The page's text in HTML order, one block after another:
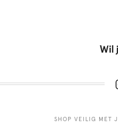
Wil
SHOP VEILIG MET